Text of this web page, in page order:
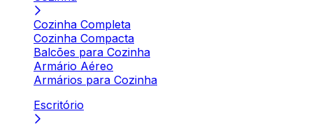
Cozinha Completa
Cozinha Compacta
Balcões para Cozinha
Armário Aéreo
Armários para Cozinha
Escritório